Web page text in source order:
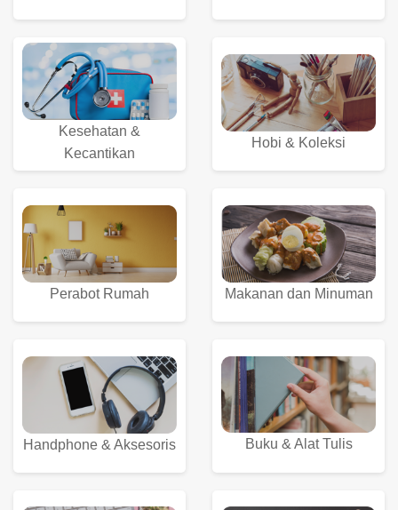
Kesehatan &
Kecantikan
Hobi & Koleksi
Perabot Rumah Makanan dan Minuman
Handphone & Aksesoris Buku & Alat Tulis